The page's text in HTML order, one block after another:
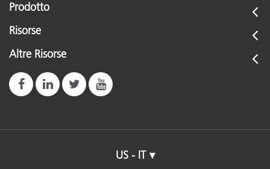
Prodotto
Risorse
Altre Risorse
US - IT